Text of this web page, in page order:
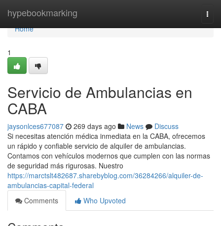
hypebookmarking
Home
Home
1
Servicio de Ambulancias en
CABA
jaysonlces677087 269 days ago News
Discuss
Si necesitas atención médica inmediata en la CABA, ofrecemos
un rápido y confiable servicio de alquiler de ambulancias.
Contamos con vehículos modernos que cumplen con las normas
de seguridad más rigurosas. Nuestro
https://marctslt482687.sharebyblog.com/36284266/alquiler-de-
ambulancias-capital-federal
Comments
Who Upvoted